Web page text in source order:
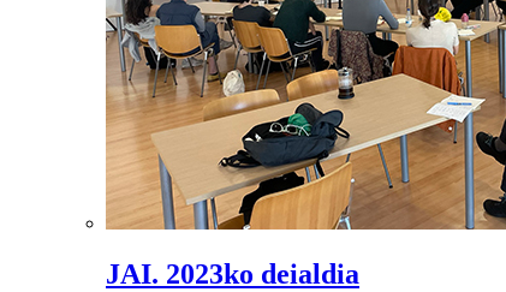
JAI. 2023ko deialdia